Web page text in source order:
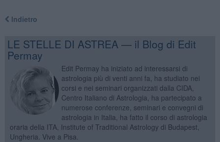
Indietro
LE STELLE DI ASTREA — il Blog di Edit
Permay
Edit Permay ha iniziato ad interessarsi di
astrologia più di venti anni fa, ha studiato nei
corsi e nei seminari organizzati dalla CIDA,
Centro Italiano di Astrologia, ha partecipato a
numerose conferenze, seminari e convegni di
astrologia in Italia, ha fatto il corso di astrologia
oraria della ITA, Institute of Traditional Astrology di Budapest,
Ungheria. Vive a Pisa.